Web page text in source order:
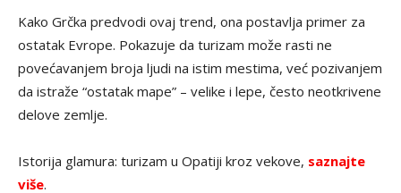
Kako Grčka predvodi ovaj trend, ona postavlja primer za
ostatak Evrope. Pokazuje da turizam može rasti ne
povećavanjem broja ljudi na istim mestima, već pozivanjem
da istraže “ostatak mape” – velike i lepe, često neotkrivene
delove zemlje.
Istorija glamura: turizam u Opatiji kroz vekove, saznajte
više.